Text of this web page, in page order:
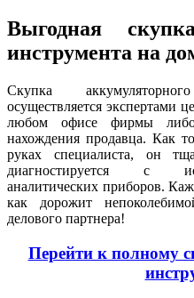
Выгодная
инструмента на
Скупка
осуществляется экспертами
любом офисе фирмы либо
нахождения продавца. Как
руках специалиста, он
диагностируется с
аналитических приборов.
как дорожит
делового партнера!
Перейти к полному